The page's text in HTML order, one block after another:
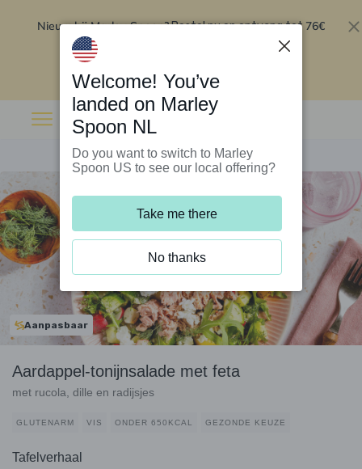
Nieuw bij Marley Spoon?Bestel nu en ontvang tot 76€
Aanpasbaar
Aardappel-tonijnsalade met feta
met rucola, dille en radijsjes
GLUTENARM VIS ONDER 650KCAL GEZONDE KEUZE
Tafelverhaal
Welcome! You’ve
landed on Marley
Spoon NL
Do you want to switch to Marley
Spoon US to see our local offering?
Take me there
No thanks